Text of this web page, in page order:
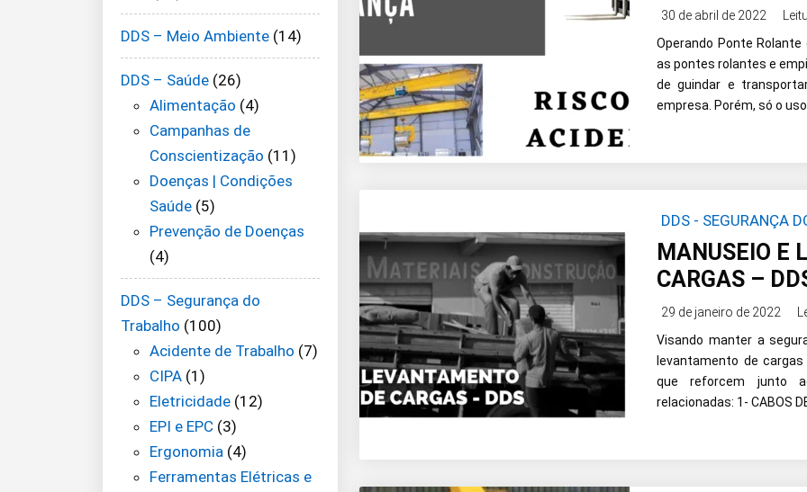
30 de abril de 2022
Operando Ponte
as pontes rolantes e
de guindar e
empresa. Porém, só o
DDS - SEGURANÇA
CARGAS
MANUSEIO E
CARGAS –
29 de janeiro de 2022
Visando manter a
levantamento de
que reforcem junto
relacionadas: 1- CABOS
DDS – Meio Ambiente (14)
DDS – Saúde (26)
Alimentação (4)
Campanhas de
Conscientização (11)
Doenças | Condições
Saúde (5)
Prevenção de Doenças
(4)
DDS – Segurança do
Trabalho (100)
Acidente de Trabalho (7)
CIPA (1)
Eletricidade (12)
EPI e EPC (3)
Ergonomia (4)
Ferramentas Elétricas e